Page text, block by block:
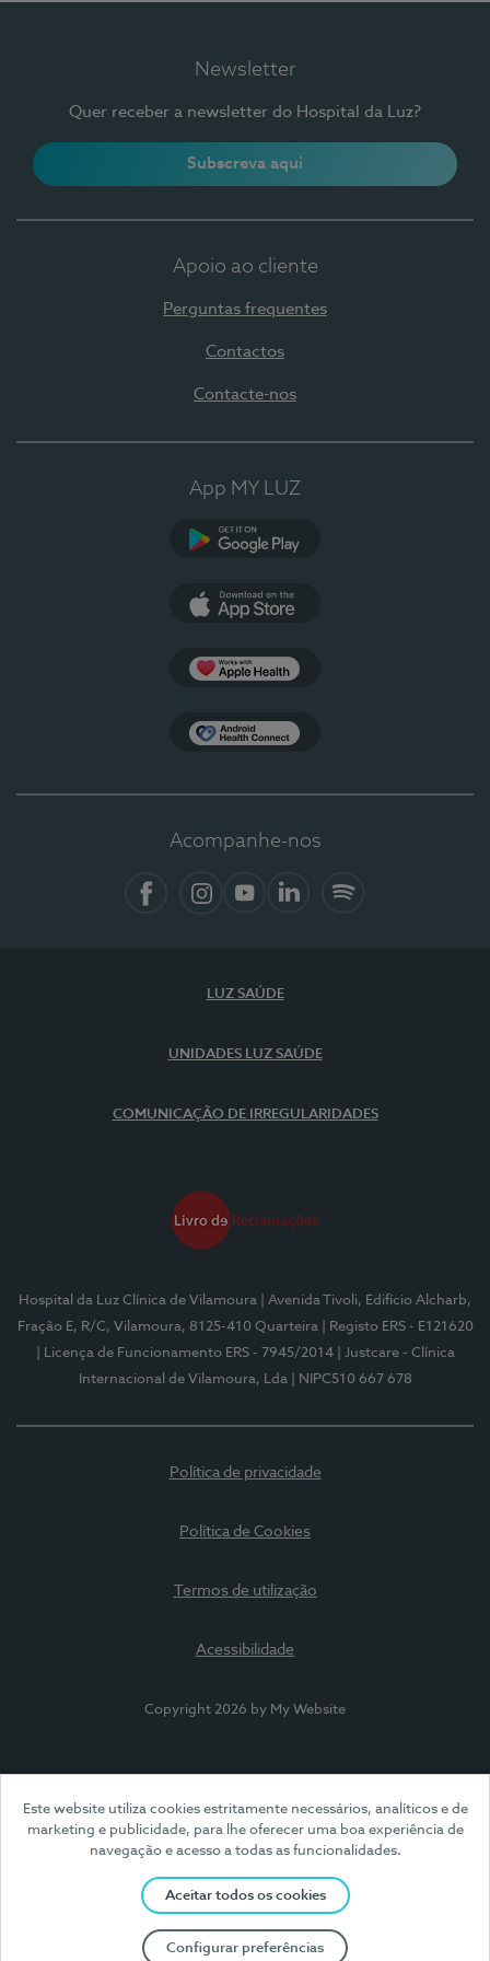
Este website utiliza cookies estritamente necessários, analíticos e de
marketing e publicidade, para lhe oferecer uma boa experiência de
navegação e acesso a todas as funcionalidades.
Aceitar todos os cookies
Configurar preferências
Newsletter
Quer receber a newsletter do Hospital da Luz?
Subscreva aqui
Apoio ao cliente
Perguntas frequentes
Contactos
Contacte-nos
App MY LUZ
Acompanhe-nos
LUZ SAÚDE
UNIDADES LUZ SAÚDE
COMUNICAÇÃO DE IRREGULARIDADES
Hospital da Luz Clínica de Vilamoura
| Avenida Tivoli, Edifício Alcharb,
Fração E, R/C, Vilamoura, 8125-410 Quarteira
| Registo ERS - E121620
| Licença de Funcionamento ERS - 7945/2014
| Justcare - Clínica
Internacional de Vilamoura, Lda
| NIPC510 667 678
Política de privacidade
Política de Cookies
Termos de utilização
Acessibilidade
Copyright 2026 by My Website